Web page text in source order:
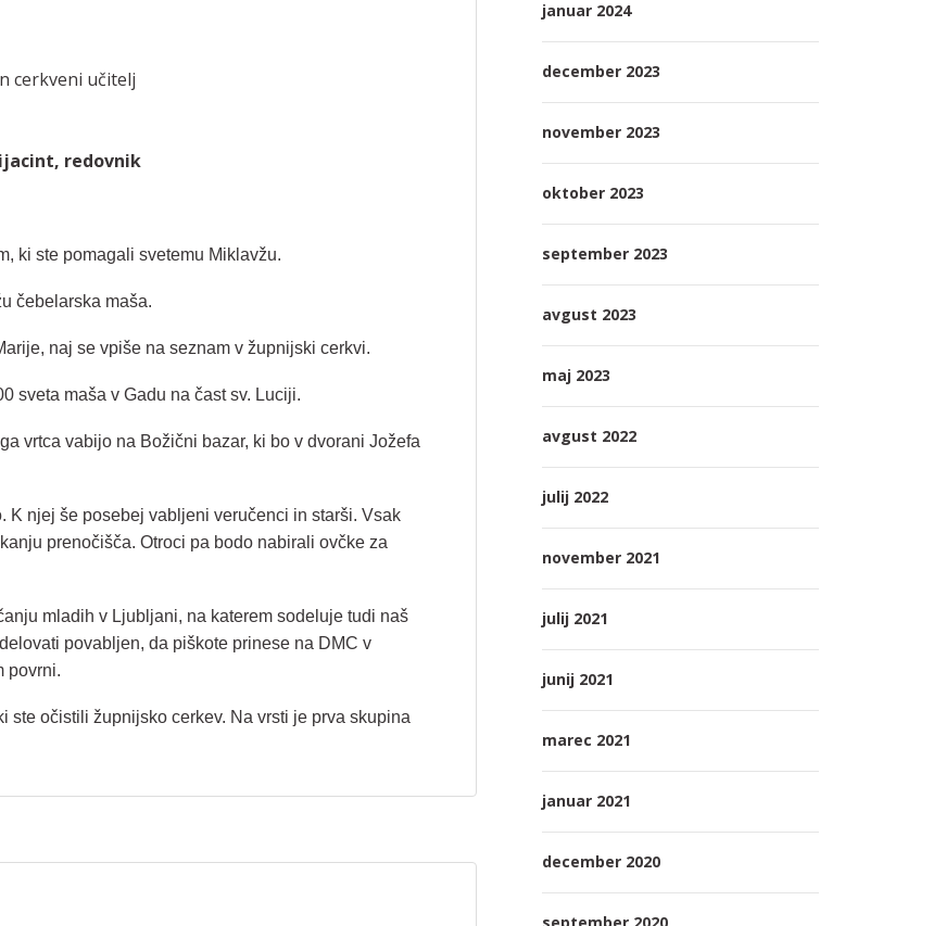
cerkveni učitelj
redovnik
ki ste pomagali svetemu Miklavžu.
čebelarska maša.
naj se vpiše na seznam v župnijski cerkvi.
sveta maša v Gadu na čast sv. Luciji.
vrtca vabijo na Božični bazar, ki bo v dvorani Jožefa
K njej še posebej vabljeni veručenci in starši. Vsak
prenočišča. Otroci pa bodo nabirali ovčke za
mladih v Ljubljani, na katerem sodeluje tudi naš
povabljen, da piškote prinese na DMC v
povrni.
ste očistili župnijsko cerkev. Na vrsti je prva skupina
januar 2024
december 2023
november 2023
oktober 2023
september 2023
avgust 2023
maj 2023
avgust 2022
julij 2022
november 2021
julij 2021
junij 2021
marec 2021
januar 2021
december 2020
september 2020